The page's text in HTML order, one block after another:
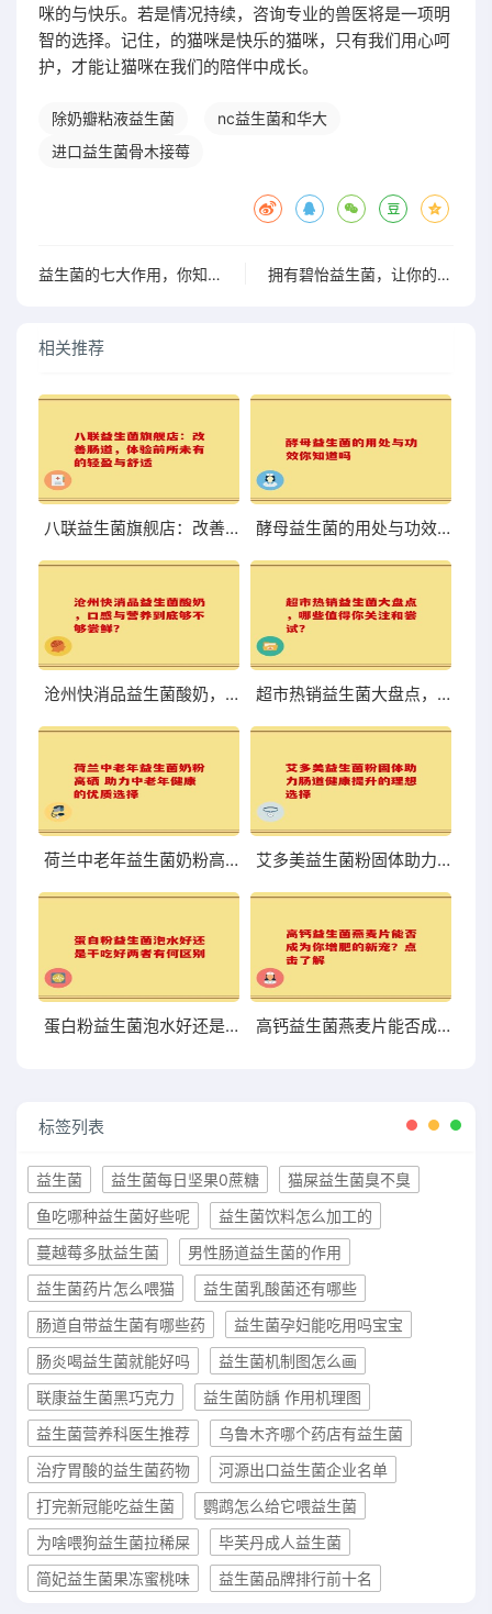
咪的与快乐。若是情况持续，咨询专业的兽医将是一项明
智的选择。记住，的猫咪是快乐的猫咪，只有我们用心呵
护，才能让猫咪在我们的陪伴中成长。
除奶瓣粘液益生菌
nc益生菌和华大
进口益生菌骨木接莓
益生菌的七大作用，你知道吗？快来看看吧 拥有碧怡益生菌，让你的肠道微生物群焕然一新，体验前所未有的舒适”
相关推荐
八联益生菌旗舰店：改善肠道，体验前所未有的轻盈与舒适 酵母益生菌的用处与功效你知道吗
沧州快消品益生菌酸奶，口感与营养到底够不够尝鲜？ 超市热销益生菌大盘点，哪些值得你关注和尝试？
荷兰中老年益生菌奶粉高硒 助力中老年健康的优质选择 艾多美益生菌粉固体助力肠道健康提升的理想选择
蛋白粉益生菌泡水好还是干吃好两者有何区别 高钙益生菌燕麦片能否成为你增肥的新宠？点击了解
标签列表
益生菌 益生菌每日坚果0蔗糖
猫屎益生菌臭不臭
鱼吃哪种益生菌好些呢
益生菌饮料怎么加工的
蔓越莓多肽益生菌
男性肠道益生菌的作用
益生菌药片怎么喂猫
益生菌乳酸菌还有哪些
肠道自带益生菌有哪些药
益生菌孕妇能吃用吗宝宝
肠炎喝益生菌就能好吗
益生菌机制图怎么画
联康益生菌黑巧克力
益生菌防龋 作用机理图
益生菌营养科医生推荐
乌鲁木齐哪个药店有益生菌
治疗胃酸的益生菌药物
河源出口益生菌企业名单
打完新冠能吃益生菌
鹦鹉怎么给它喂益生菌
为啥喂狗益生菌拉稀屎
毕芙丹成人益生菌
简妃益生菌果冻蜜桃味
益生菌品牌排行前十名